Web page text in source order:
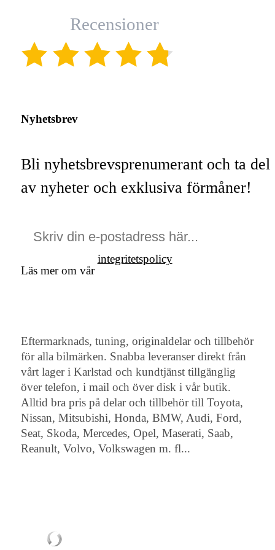
Recensioner
Nyhetsbrev
Bli nyhetsbrevsprenumerant och ta del
av nyheter och exklusiva förmåner!
Läs mer om vår
integritetspolicy
Eftermarknads, tuning, originaldelar och tillbehör
för alla bilmärken. Snabba leveranser direkt från
vårt lager i Karlstad och kundtjänst tillgänglig
över telefon, i mail och över disk i vår butik.
Alltid bra pris på delar och tillbehör till Toyota,
Nissan, Mitsubishi, Honda, BMW, Audi, Ford,
Seat, Skoda, Mercedes, Opel, Maserati, Saab,
Reanult, Volvo, Volkswagen m. fl...